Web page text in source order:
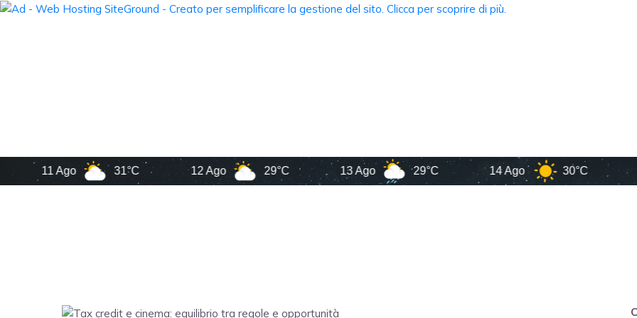
11 Ago 31°C 12 Ago 29°C 13 Ago 29°C 14 Ago 30°C 15